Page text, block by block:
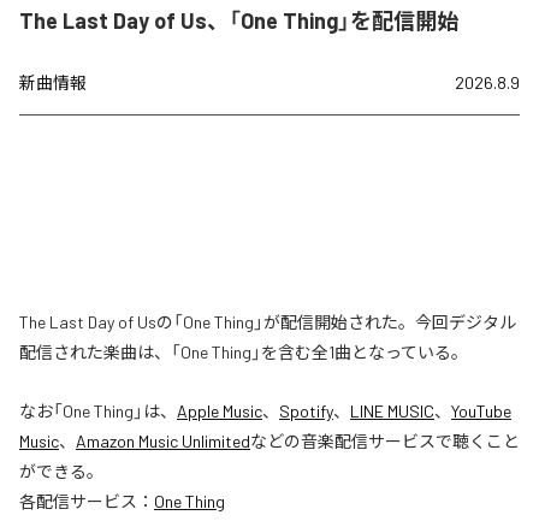
The Last Day of Us、「One Thing」を配信開始
新曲情報 2026.8.9
The Last Day of Usの「One Thing」が配信開始された。今回デジタル
配信された楽曲は、「One Thing」を含む全1曲となっている。
なお「One Thing 」は、 Apple Music、 Spotify、 LINE MUSIC、 YouTube
Music、 Amazon Music Unlimitedなどの音楽配信サービスで聴くこと
ができる。
各配信サービス： One Thing